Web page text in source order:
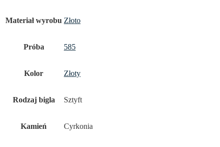
Materiał wyrobu Złoto
Próba 585
Kolor Złoty
Rodzaj bigla Sztyft
Kamień Cyrkonia